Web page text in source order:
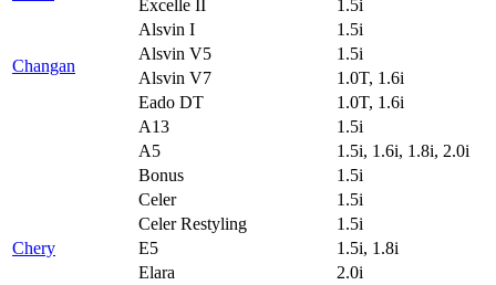
Excelle II
1.5i
Changan
Alsvin I
1.5i
Alsvin V5
1.5i
Alsvin V7
1.0T, 1.6i
Eado DT
1.0T, 1.6i
Chery
A13
1.5i
A5
1.5i, 1.6i, 1.8i, 2.0i
Bonus
1.5i
Celer
1.5i
Celer Restyling
1.5i
E5
1.5i, 1.8i
Elara
2.0i